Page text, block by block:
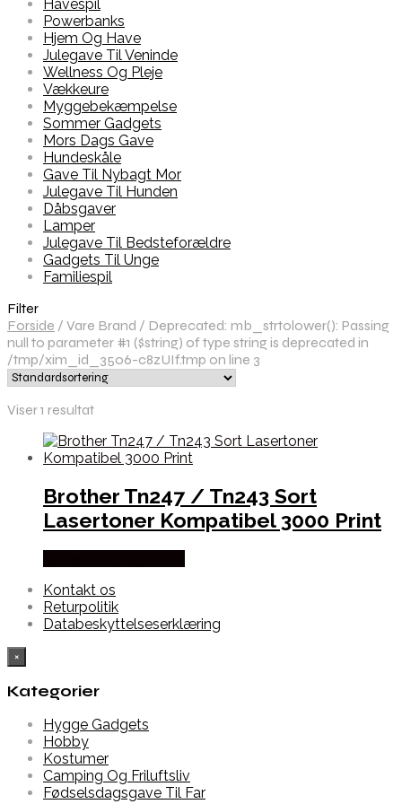
Havespil
Powerbanks
Hjem Og Have
Julegave Til Veninde
Wellness Og Pleje
Vækkeure
Myggebekæmpelse
Sommer Gadgets
Mors Dags Gave
Hundeskåle
Gave Til Nybagt Mor
Julegave Til Hunden
Dåbsgaver
Lamper
Julegave Til Bedsteforældre
Gadgets Til Unge
Familiespil
Filter
Forside / Vare Brand / Deprecated: mb_strtolower(): Passing
null to parameter #1 ($string) of type string is deprecated in
/tmp/xim_id_3506-c8zUIf.tmp on line 3
Viser 1 resultat
Brother Tn247 / Tn243 Sort
Lasertoner Kompatibel 3000 Print
Kontakt os
Returpolitik
Databeskyttelseserklæring
×
Kategorier
Hygge Gadgets
Hobby
Kostumer
Camping Og Friluftsliv
Fødselsdagsgave Til Far